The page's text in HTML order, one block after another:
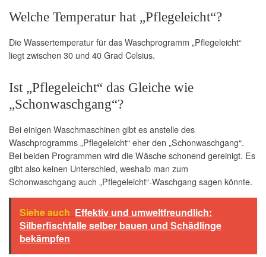
Welche Temperatur hat „Pflegeleicht“?
Die Wassertemperatur für das Waschprogramm „Pflegeleicht“
liegt zwischen 30 und 40 Grad Celsius.
Ist „Pflegeleicht“ das Gleiche wie
„Schonwaschgang“?
Bei einigen Waschmaschinen gibt es anstelle des
Waschprogramms „Pflegeleicht“ eher den „Schonwaschgang“.
Bei beiden Programmen wird die Wäsche schonend gereinigt. Es
gibt also keinen Unterschied, weshalb man zum
Schonwaschgang auch „Pflegeleicht“-Waschgang sagen könnte.
Siehe auch Effektiv und umweltfreundlich:
Silberfischfalle selber bauen und Schädlinge
bekämpfen